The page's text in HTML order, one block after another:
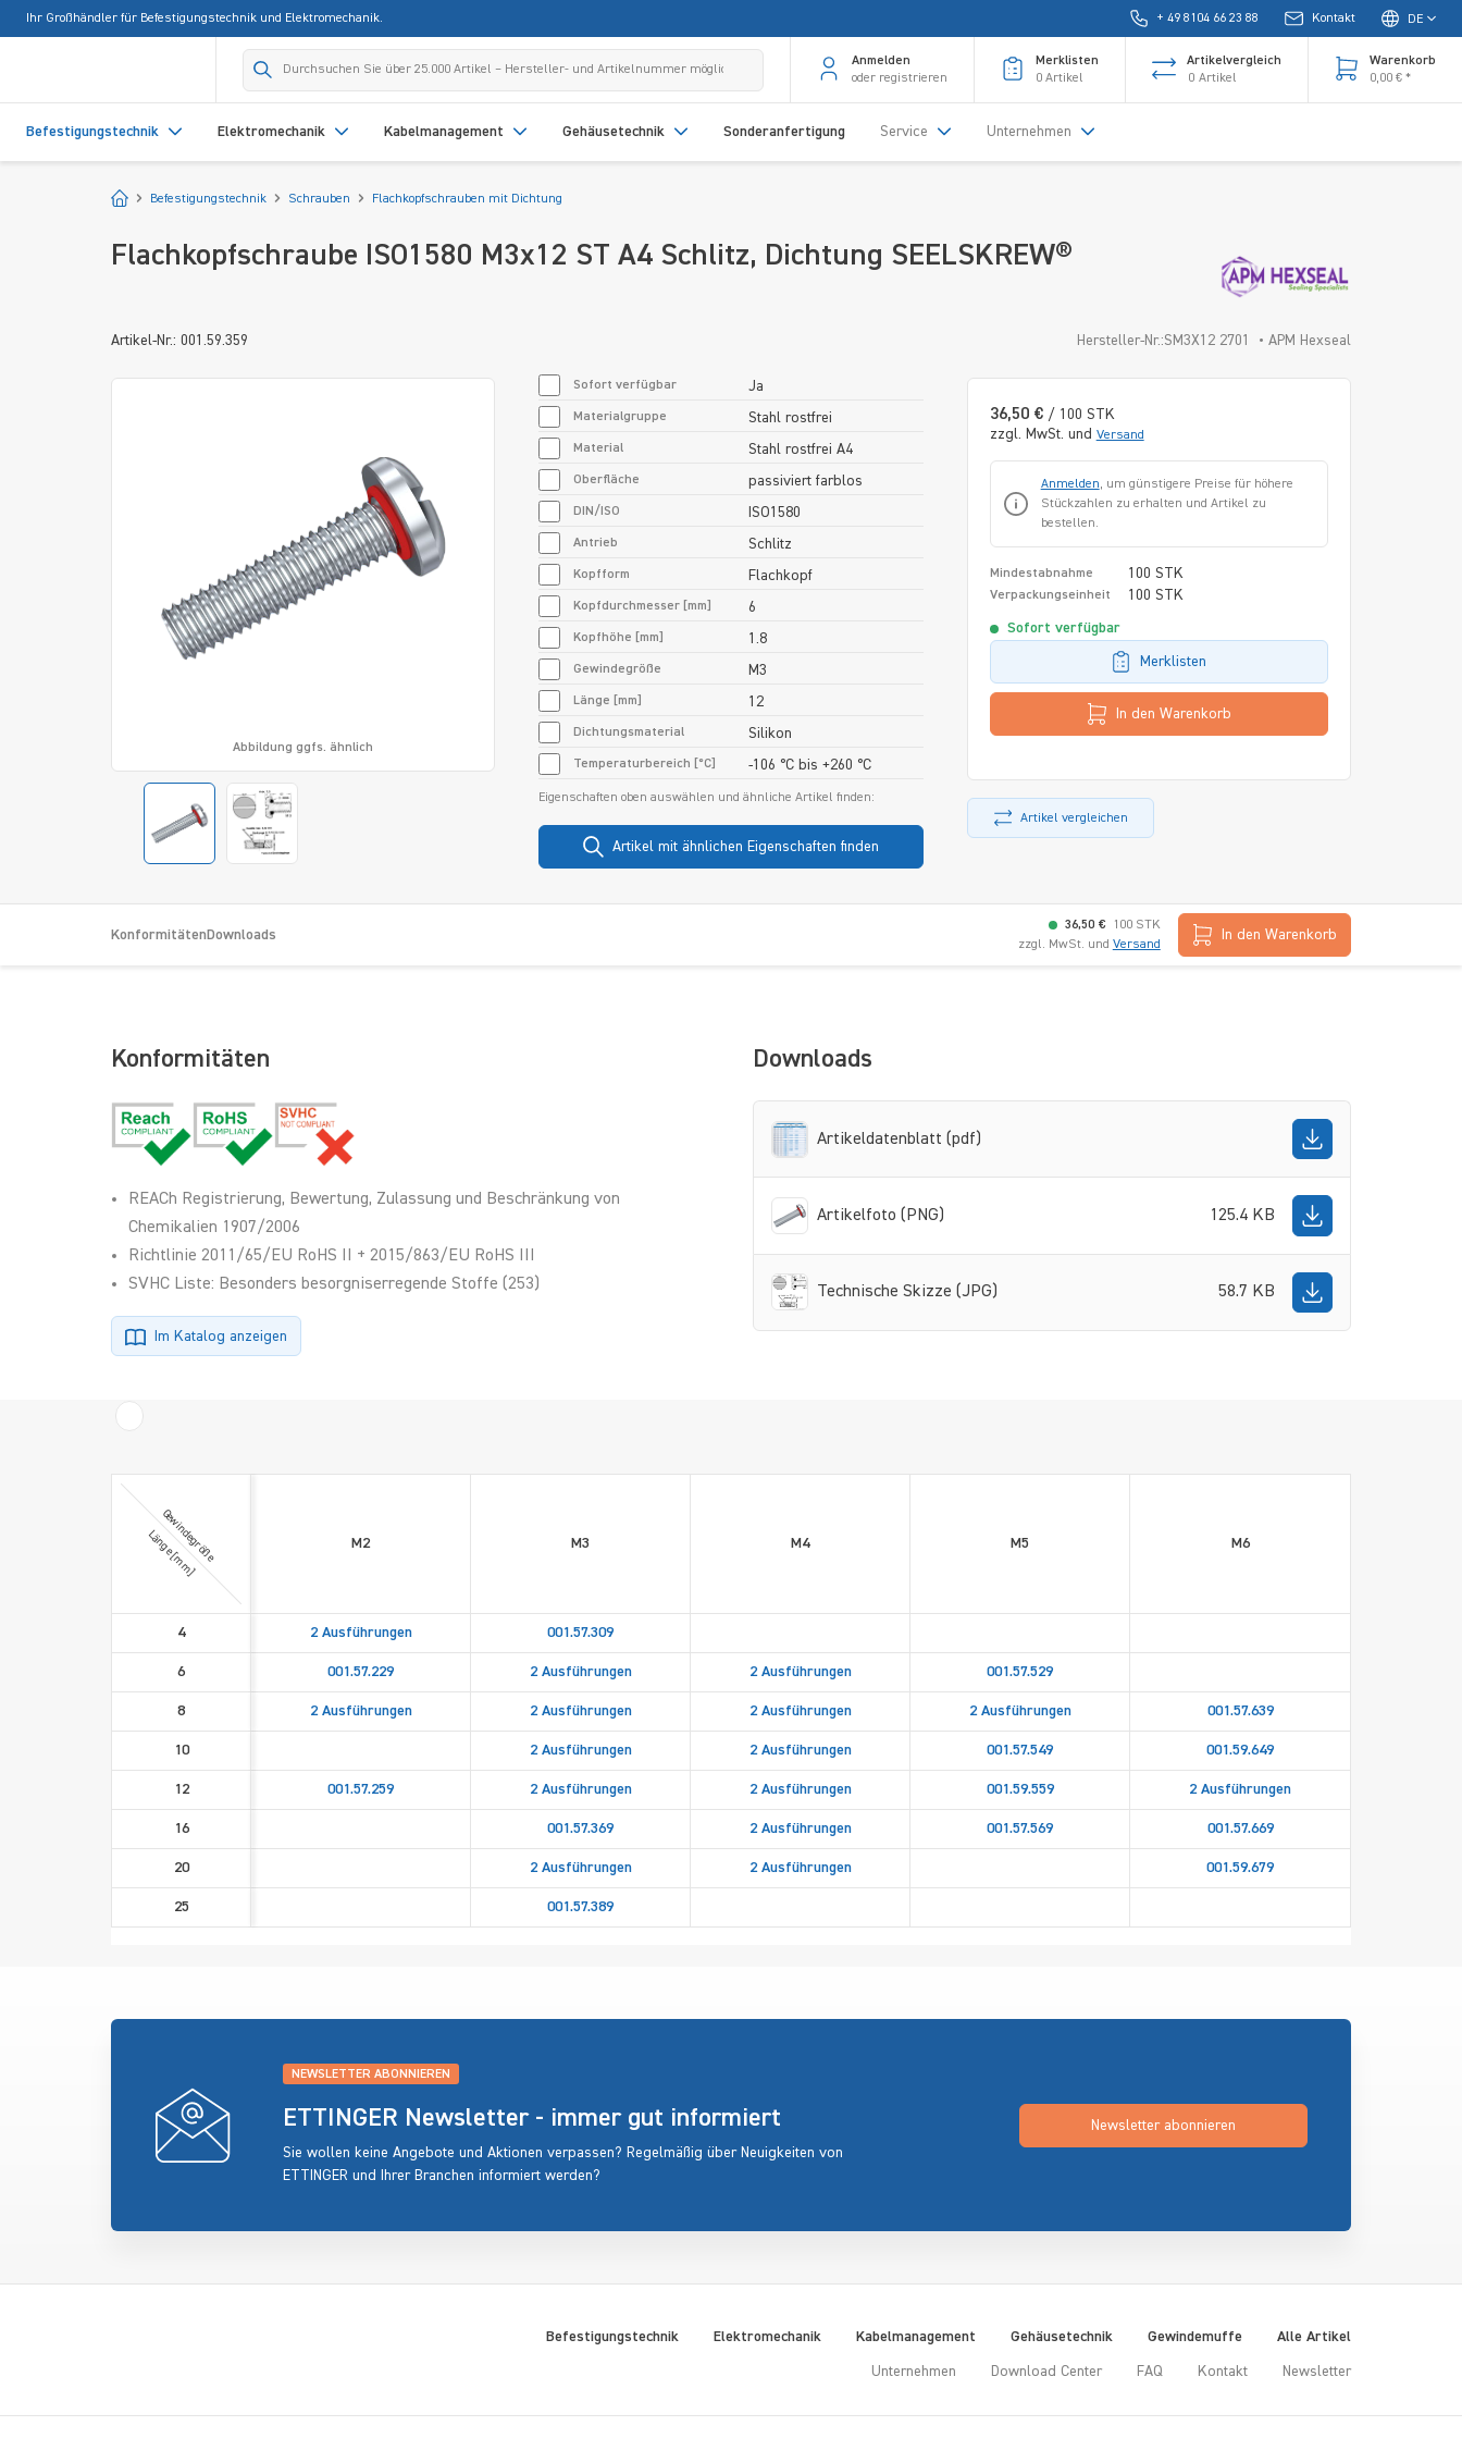
Zur Hauptnavigation springen
Ihr Großhändler für Befestigungstechnik und Elektromechanik. + 49 8104 66 23 88 Kontakt DE
Anmelden
oder registrieren
Merklisten
0 Artikel
Artikelvergleich
0 Artikel
Warenkorb
0,00 € *
Befestigungstechnik Elektromechanik Kabelmanagement Gehäusetechnik Sonderanfertigung Service Unternehmen
Startseite
Befestigungstechnik Schrauben Flachkopfschrauben mit Dichtung
Flachkopfschraube ISO1580 M3x12 ST A4 Schlitz, Dichtung SEELSKREW®
Artikel-Nr.: 001.59.359 Hersteller-Nr.:SM3X12 2701 APM Hexseal
Abbildung ggfs. ähnlich
36,50 € / 100 STK
zzgl. MwSt. und Versand
Anmelden, um günstigere Preise für höhere
Stückzahlen zu erhalten und Artikel zu
bestellen.
Mindestabnahme 100 STK
Verpackungseinheit 100 STK
Sofort verfügbar
Merklisten
In den Warenkorb
Artikel vergleichen
Sofort verfügbar Ja
Materialgruppe Stahl rostfrei
Material Stahl rostfrei A4
Oberfläche passiviert farblos
DIN/ISO ISO1580
Antrieb Schlitz
Kopfform Flachkopf
Kopfdurchmesser [mm] 6
Kopfhöhe [mm] 1.8
Gewindegröße M3
Länge [mm] 12
Dichtungsmaterial Silikon
Temperaturbereich [°C] -106 °C bis +260 °C
Eigenschaften oben auswählen und ähnliche Artikel finden:
Artikel mit ähnlichen Eigenschaften finden
Konformitäten Downloads
36,50 €
100 STK
zzgl. MwSt. und Versand
In den Warenkorb
Konformitäten
REACh Registrierung, Bewertung, Zulassung und Beschränkung von
Chemikalien 1907/2006
Richtlinie 2011/65/EU RoHS II + 2015/863/EU RoHS III
SVHC Liste: Besonders besorgniserregende Stoffe (253)
Im Katalog anzeigen
Downloads
Artikeldatenblatt (pdf)
Artikelfoto (PNG) 125.4 KB
Technische Skizze (JPG) 58.7 KB
Gewindegröße
Länge [mm] M2 M3 M4 M5 M6
4 2 Ausführungen 001.57.309
6 001.57.229 2 Ausführungen 2 Ausführungen 001.57.529
8 2 Ausführungen 2 Ausführungen 2 Ausführungen 2 Ausführungen 001.57.639
10 2 Ausführungen 2 Ausführungen 001.57.549 001.59.649
12 001.57.259 2 Ausführungen 2 Ausführungen 001.59.559 2 Ausführungen
16 001.57.369 2 Ausführungen 001.57.569 001.57.669
20 2 Ausführungen 2 Ausführungen 001.59.679
25 001.57.389
NEWSLETTER ABONNIEREN
ETTINGER Newsletter - immer gut informiert
Sie wollen keine Angebote und Aktionen verpassen? Regelmäßig über Neuigkeiten von
ETTINGER und Ihrer Branchen informiert werden?
Newsletter abonnieren
Befestigungstechnik Elektromechanik Kabelmanagement Gehäusetechnik Gewindemuffe Alle Artikel
Unternehmen Download Center FAQ Kontakt Newsletter